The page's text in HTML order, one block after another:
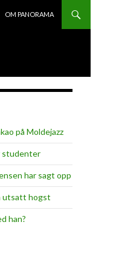
OM PANORAMA
på Moldejazz
studenter
har sagt opp
utsatt hogst
han?